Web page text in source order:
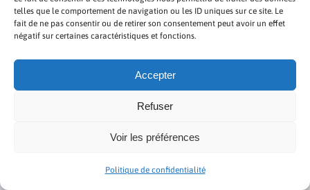
telles que le comportement de navigation ou les ID uniques sur ce site. Le
fait de ne pas consentir ou de retirer son consentement peut avoir un effet
négatif sur certaines caractéristiques et fonctions.
Accepter
Refuser
Voir les préférences
Politique de confidentialité
PRÉSENTATION TOUTAFRICA
A PROPOS
Copyright © 2023 TOUT AFRICA | Made by